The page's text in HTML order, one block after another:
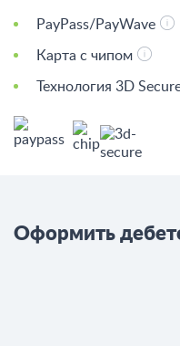
PayPass/PayWave
Карта с чипом
Технология 3D
Оформить